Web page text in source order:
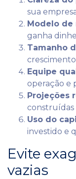
sua
Modelo de
ganha
Tamanho
Equipe
operação e
Projeções
construídas
Uso do
investido e
Evite
vazias